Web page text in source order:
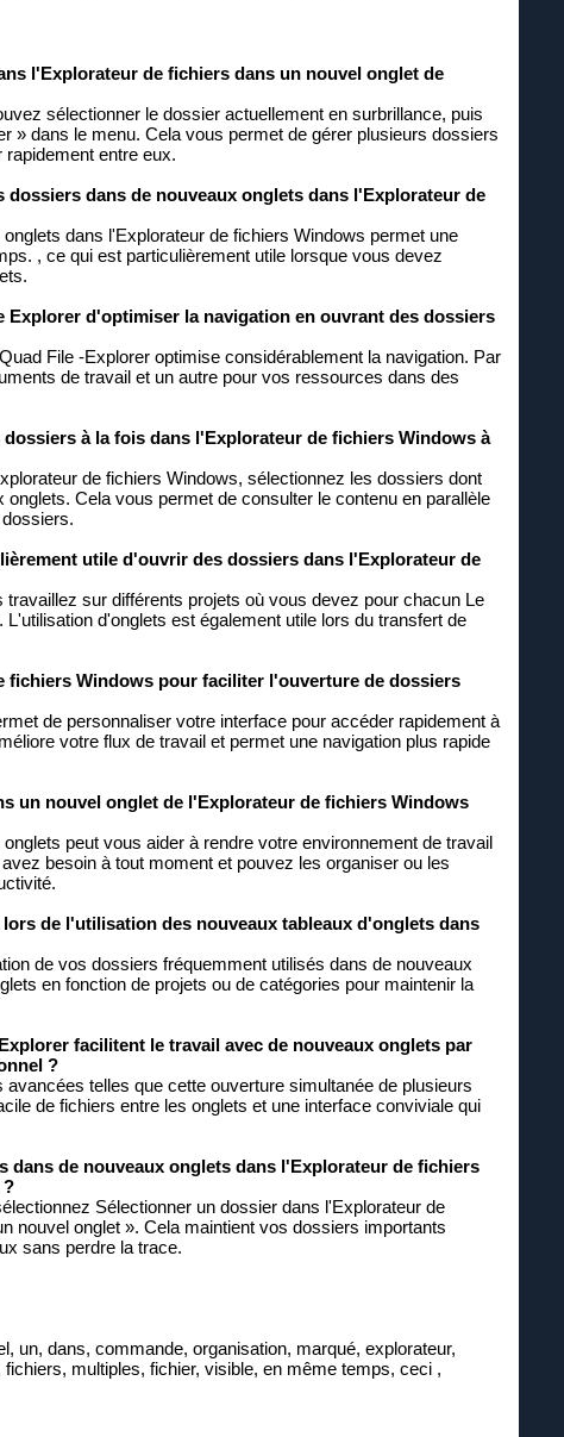
l'Explorateur de fichiers dans un nouvel onglet de
sélectionner le dossier actuellement en surbrillance, puis
» dans le menu. Cela vous permet de gérer plusieurs dossiers
entre eux.
dans de nouveaux onglets dans l'Explorateur de
dans l'Explorateur de fichiers Windows permet une
, ce qui est particulièrement utile lorsque vous devez
Explorer d'optimiser la navigation en ouvrant des dossiers
File -Explorer optimise considérablement la navigation. Par
de travail et un autre pour vos ressources dans des
à la fois dans l'Explorateur de fichiers Windows à
de fichiers Windows, sélectionnez les dossiers dont
Cela vous permet de consulter le contenu en parallèle
utile d'ouvrir des dossiers dans l'Explorateur de
sur différents projets où vous devez pour chacun Le
d'onglets est également utile lors du transfert de
fichiers Windows pour faciliter l'ouverture de dossiers
de personnaliser votre interface pour accéder rapidement à
votre flux de travail et permet une navigation plus rapide
un nouvel onglet de l'Explorateur de fichiers Windows
peut vous aider à rendre votre environnement de travail
besoin à tout moment et pouvez les organiser ou les
de l'utilisation des nouveaux tableaux d'onglets dans
de vos dossiers fréquemment utilisés dans de nouveaux
en fonction de projets ou de catégories pour maintenir la
facilitent le travail avec de nouveaux onglets par
?
telles que cette ouverture simultanée de plusieurs
de fichiers entre les onglets et une interface conviviale qui
dans de nouveaux onglets dans l'Explorateur de fichiers
?
Sélectionner un dossier dans l'Explorateur de
nouvel onglet ». Cela maintient vos dossiers importants
sans perdre la trace.
un, dans, commande, organisation, marqué, explorateur,
multiples, fichier, visible, en même temps, ceci ,